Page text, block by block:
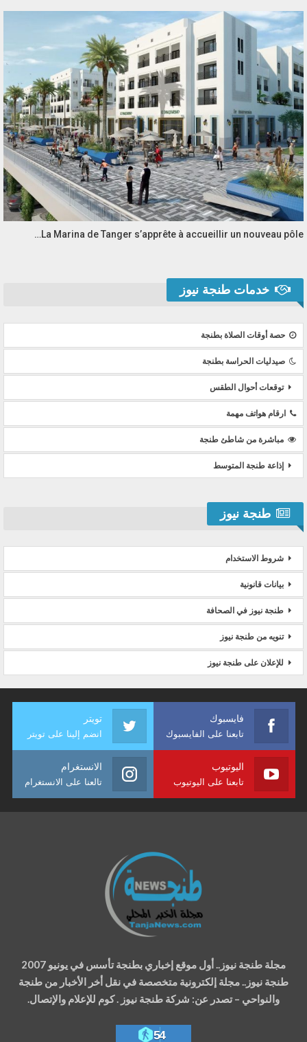
La Marina de Tanger s’apprête à accueillir un nouveau pôle…
خدمات طنجة نيوز
حصة أوقات الصلاة بطنجة
صيدليات الحراسة بطنجة
توقعات أحوال الطقس
ارقام هواتف مهمة
مباشرة من شاطئ طنجة
إذاعة طنجة المتوسط
طنجة نيوز
شروط الاستخدام
بيانات قانونية
طنجة نيوز في الصحافة
تنويه من طنجة نيوز
للإعلان على طنجة نيوز
فايسبوك
تابعنا على الفايسبوك
تويتر
انضم إلينا على تويتر
اليوتيوب
تابعنا على اليوتيوب
الانستغرام
تالعنا على الانستغرام
مجلة طنجة نيوز.. أول موقع إخباري بطنجة تأسس في يونيو 2007
طنجة نيوز.. مجلة إلكترونية متخصصة في نقل أخر الأخبار من طنجة
والنواحي – تصدر عن: شركة طنجة نيوز . كوم للإعلام والإتصال.
54